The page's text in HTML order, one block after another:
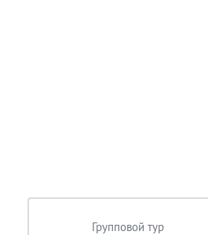
Групповой тур